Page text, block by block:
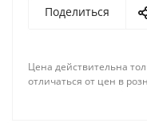
Поделиться
Цена действительна
отличаться от цен в